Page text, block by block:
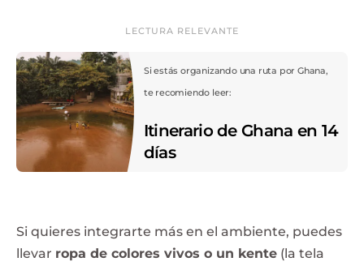
LECTURA RELEVANTE
Si estás organizando una ruta por Ghana,
te recomiendo leer:
Itinerario de Ghana en 14
días
Si quieres integrarte más en el ambiente, puedes
llevar ropa de colores vivos o un kente (la tela